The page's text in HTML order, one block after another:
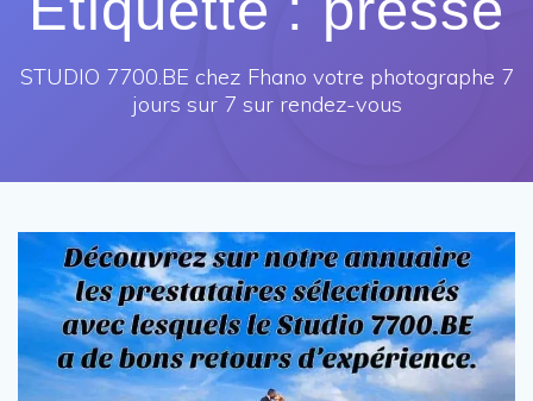
STUDIO 7700.BE chez Fhano votre photographe 7
jours sur 7 sur rendez-vous